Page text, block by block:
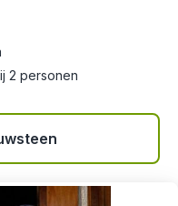
2 personen